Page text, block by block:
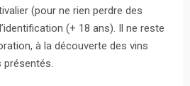
(pour ne rien perdre des
(+ 18 ans). Il ne reste
à la découverte des vins